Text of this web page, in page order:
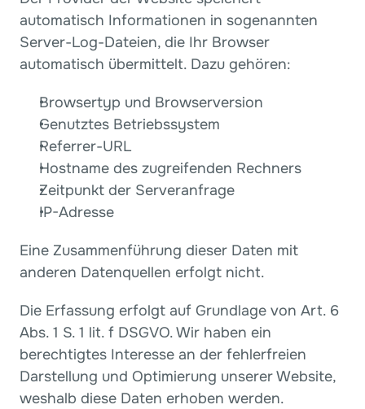
automatisch Informationen in sogenannten
Server-Log-Dateien, die Ihr Browser
automatisch übermittelt. Dazu gehören:
Browsertyp und Browserversion
Genutztes Betriebssystem
Referrer-URL
Hostname des zugreifenden Rechners
Zeitpunkt der Serveranfrage
IP-Adresse
Eine Zusammenführung dieser Daten mit
anderen Datenquellen erfolgt nicht.
Die Erfassung erfolgt auf Grundlage von Art. 6
Abs. 1 S. 1 lit. f DSGVO. Wir haben ein
berechtigtes Interesse an der fehlerfreien
Darstellung und Optimierung unserer Website,
weshalb diese Daten erhoben werden.